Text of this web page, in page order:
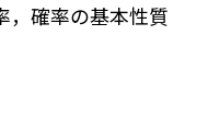
，確率の基本性質